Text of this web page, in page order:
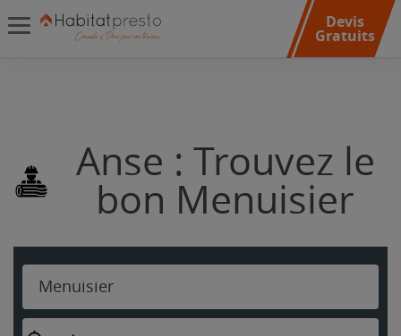
Devis
Gratuits
Anse : Trouvez le
bon Menuisier
Menuisier